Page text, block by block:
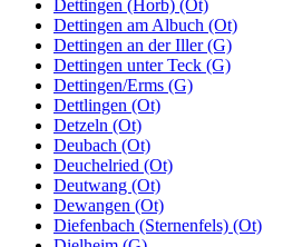
Dettingen (Horb) (Ot)
Dettingen am Albuch (Ot)
Dettingen an der Iller (G)
Dettingen unter Teck (G)
Dettingen/Erms (G)
Dettlingen (Ot)
Detzeln (Ot)
Deubach (Ot)
Deuchelried (Ot)
Deutwang (Ot)
Dewangen (Ot)
Diefenbach (Sternenfels) (Ot)